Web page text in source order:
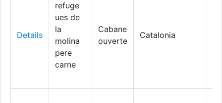
Details
refuge
ues de
la
molina
pere
carne
Cabane
ouverte
Catalonia